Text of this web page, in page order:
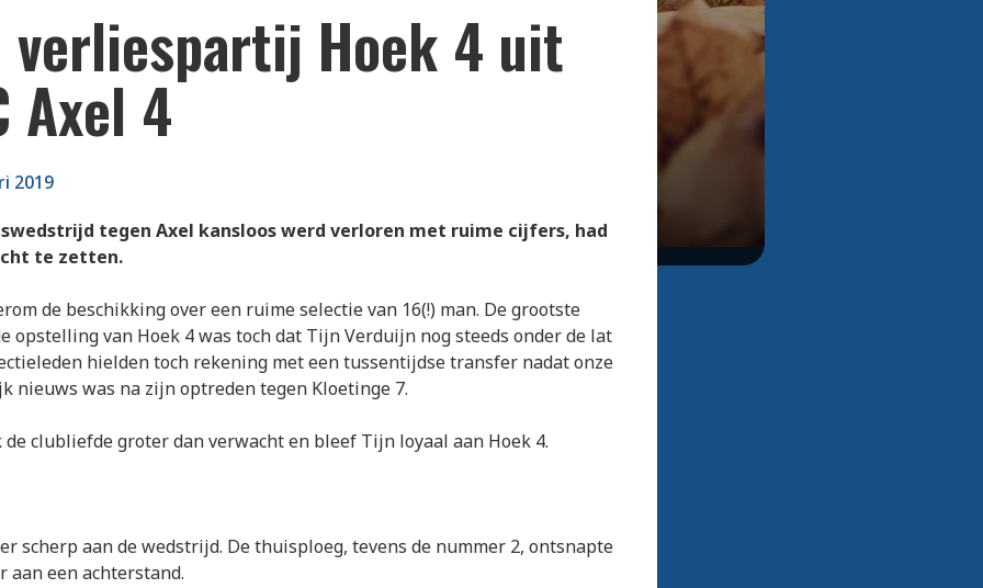
verliespartij Hoek 4 uit
Axel 4
2019
tegen Axel kansloos werd verloren met ruime cijfers, had
te zetten.
de beschikking over een ruime selectie van 16(!) man. De grootste
opstelling van Hoek 4 was toch dat Tijn Verduijn nog steeds onder de lat
hielden toch rekening met een tussentijdse transfer nadat onze
nieuws was na zijn optreden tegen Kloetinge 7.
clubliefde groter dan verwacht en bleef Tijn loyaal aan Hoek 4.
scherp aan de wedstrijd. De thuisploeg, tevens de nummer 2, ontsnapte
aan een achterstand.